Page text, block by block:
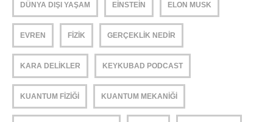
DÜNYA DIŞI YAŞAM EINSTEIN ELON MUSK
EVREN FIZIK GERÇEKLIK NEDIR
KARA DELIKLER KEYKUBAD PODCAST
KUANTUM FIZIĞI KUANTUM MEKANIĞI